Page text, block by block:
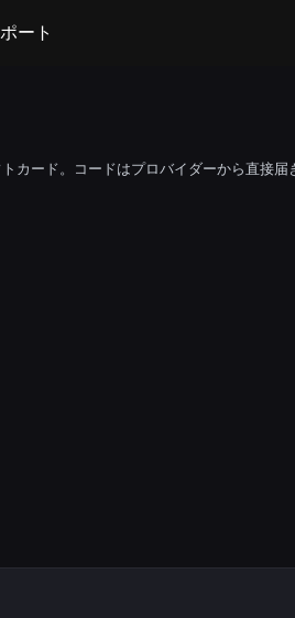
ート
トカード。コードはプロバイダーから直接届